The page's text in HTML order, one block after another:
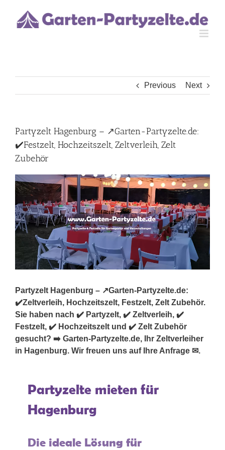
content
Previous Next
Partyzelt Hagenburg – ↗️Garten-Partyzelte.de:
✔️Festzelt, Hochzeitszelt, Zeltverleih, Zelt
Zubehör
Partyzelt Hagenburg – ↗️Garten-Partyzelte.de:
✔️Zeltverleih, Hochzeitszelt, Festzelt, Zelt Zubehör.
Sie haben nach ✔️ Partyzelt, ✔️ Zeltverleih, ✔️
Festzelt, ✔️ Hochzeitszelt und ✔️ Zelt Zubehör
gesucht? ➡️ Garten-Partyzelte.de, Ihr Zeltverleiher
in Hagenburg. Wir freuen uns auf Ihre Anfrage ✉.
Partyzelte mieten für
Hagenburg
Die ideale Lösung für